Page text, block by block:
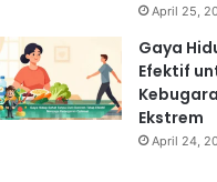
April 25,
Gaya
Efektif
Ekstrem
April 24,